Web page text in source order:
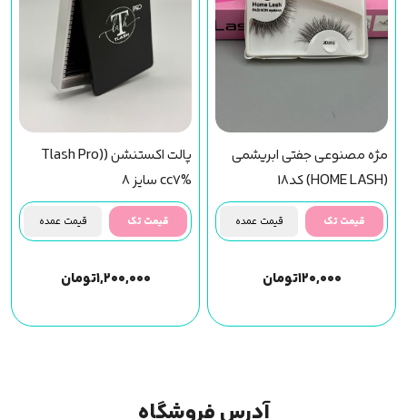
مژه مصنوعی جفتی ابریشمی
(HOME LASH) کد18
قیمت تک قیمت عمده
۱۲۰,۰۰۰تومان
پالت اکستنشن (Tlash Pro)
cc7% سایز 8
قیمت تک قیمت عمده
۱,۲۰۰,۰۰۰تومان